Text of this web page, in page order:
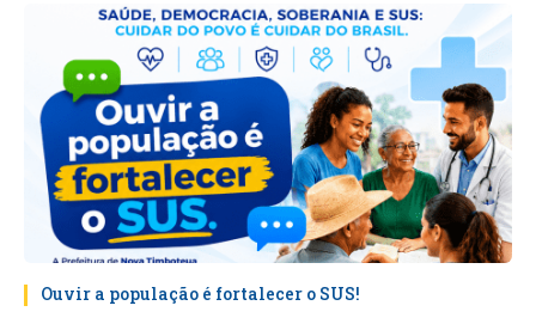
Ouvir a população é fortalecer o SUS!